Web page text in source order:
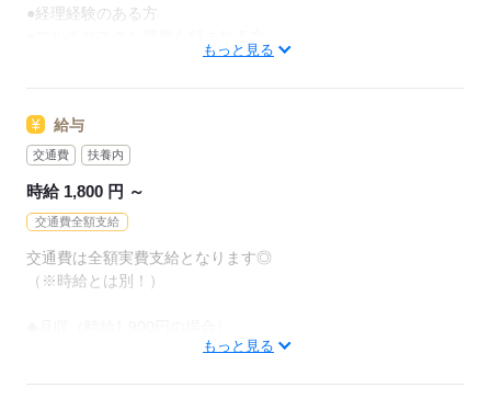
ステップアップを目指す方にもおすすめの職場です！
少しでも気になったらお気軽に「キニナル」「応募」お待ちし
ています＾＾
●経理経験のある方
もっと見る
給与
交通費 扶養内
時給 1,800 円 ～
交通費全額支給
交通費は全額実費支給となります◎
（※時給とは別！）
1,900円×4H×12日＝91,200円（週3の場合）
もっと見る